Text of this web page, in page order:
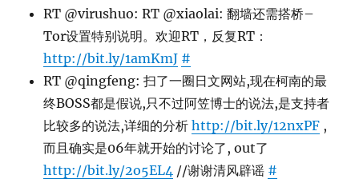
RT @virushuo: RT @xiaolai: 翻墙还需搭桥–
Tor设置特别说明。欢迎RT，反复RT：
http://bit.ly/1amKmJ #
RT @qingfeng: 扫了一圈日文网站,现在柯南的最
终BOSS都是假说,只不过阿笠博士的说法,是支持者
比较多的说法,详细的分析http://bit.ly/12nxPF ,
而且确实是06年就开始的讨论了, out了
http://bit.ly/2o5EL4 //谢谢清风辟谣 #